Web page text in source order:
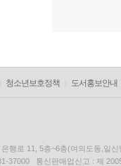
청소년보호정책 도서홍보안내
행로 11, 5층~6층(여의도동,일신
37000 통신판매업신고 : 제